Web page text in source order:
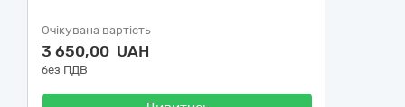
Очікувана вартість
3 650,00 UAH
без ПДВ